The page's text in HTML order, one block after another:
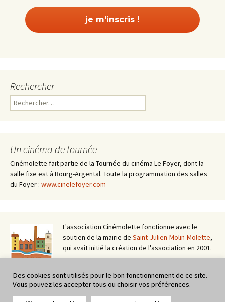
Rechercher
Rechercher :
Un cinéma de tournée
Cinémolette fait partie de la Tournée du cinéma Le Foyer, dont la
salle fixe est à Bourg-Argental. Toute la programmation des salles
du Foyer : www.cinelefoyer.com
L'association Cinémolette fonctionne avec le
soutien de la mairie de Saint-Julien-Molin-Molette,
qui avait initié la création de l'association en 2001.
Cinémolette fait partie du circuit itinérant du
cinéma Le Foyer de Bourg-Argental (42) - Tournée basée à St-Julien-
Des cookies sont utilisés pour le bon fonctionnement de ce site.
Vous pouvez les accepter tous ou choisir vos préférences.